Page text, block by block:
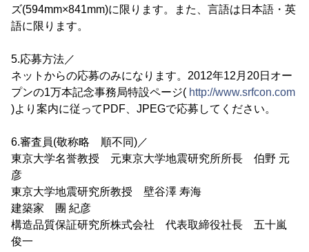
ズ(594mm×841mm)に限ります。また、言語は日本語・英
語に限ります。
5.応募方法／
ネットからの応募のみになります。2012年12月20日オー
プンの1万本記念事務局特設ページ( http://www.srfcon.com
)より案内に従ってPDF、JPEGで応募してください。
6.審査員(敬称略 順不同)／
東京大学名誉教授 元東京大学地震研究所所長 伯野 元
彦
東京大学地震研究所教授 壁谷澤 寿海
建築家 團 紀彦
構造品質保証研究所株式会社 代表取締役社長 五十嵐
俊一